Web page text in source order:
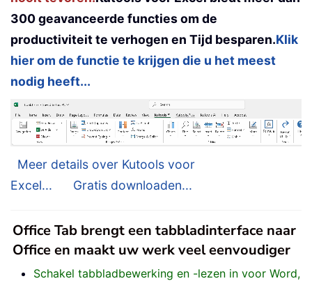
300 geavanceerde functies om de
productiviteit te verhogen en Tijd besparen.Klik
hier om de functie te krijgen die u het meest
nodig heeft...
Meer details over Kutools voor
Excel...
Gratis downloaden...
Office Tab brengt een tabbladinterface naar
Office en maakt uw werk veel eenvoudiger
Schakel tabbladbewerking en -lezen in voor Word,